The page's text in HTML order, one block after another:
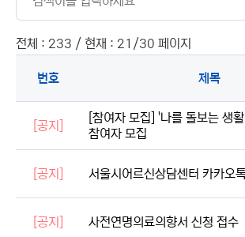
전체 : 233 / 현재 : 21/30 페이지
번호 제목
[공지]
[참여자 모집] '나를 돌보는 생
참여자 모집
[공지] 서울시어르신상담센터 카카오
[공지] 사전연명의료의향서 신청 접수